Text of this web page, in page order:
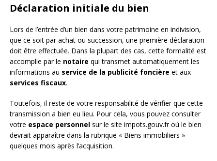
Déclaration initiale du bien
Lors de l’entrée d’un bien dans votre patrimoine en indivision,
que ce soit par achat ou succession, une première déclaration
doit être effectuée. Dans la plupart des cas, cette formalité est
accomplie par le notaire qui transmet automatiquement les
informations au service de la publicité foncière et aux
services fiscaux.
Toutefois, il reste de votre responsabilité de vérifier que cette
transmission a bien eu lieu. Pour cela, vous pouvez consulter
votre espace personnel sur le site impots.gouv.fr où le bien
devrait apparaître dans la rubrique « Biens immobiliers »
quelques mois après l’acquisition.